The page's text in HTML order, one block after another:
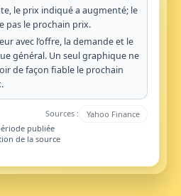
le prix indiqué a augmenté; le
pas le prochain prix.
avec l’offre, la demande et le
général. Un seul graphique ne
de façon fiable le prochain
Sources :
Yahoo Finance
publiée
de la source